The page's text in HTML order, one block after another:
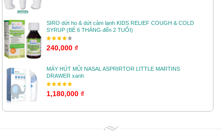
SIRO dứt ho & dứt cảm lạnh KIDS RELIEF COUGH & COLD
SYRUP (BÉ 6 THÁNG đến 2 TUỔI)
240,000 ₫
MÁY HÚT MŨI NASAL ASPRIRTOR LITTLE MARTINS
DRAWER xanh
1,180,000 ₫